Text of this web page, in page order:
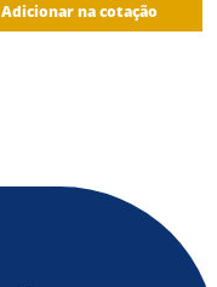
Adicionar na cotação